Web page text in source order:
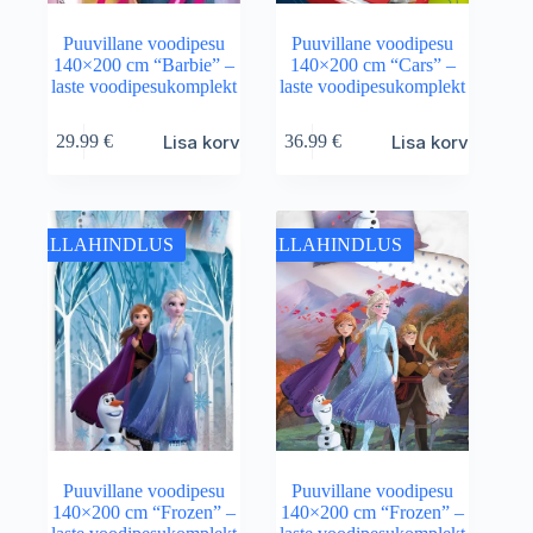
Puuvillane voodipesu
140×200 cm “Barbie” –
laste voodipesukomplekt
29.99 € Lisa korvi
Puuvillane voodipesu
140×200 cm “Cars” –
laste voodipesukomplekt
36.99 € Lisa korvi
ALLAHINDLUS
Puuvillane voodipesu
140×200 cm “Frozen” –
ALLAHINDLUS
Puuvillane voodipesu
140×200 cm “Frozen” –